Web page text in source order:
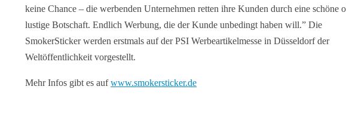
keine Chance – die werbenden Unternehmen retten ihre Kunden durch eine schöne
lustige Botschaft. Endlich Werbung, die der Kunde unbedingt haben will.” Die
SmokerSticker werden erstmals auf der PSI Werbeartikelmesse in Düsseldorf der
Weltöffentlichkeit vorgestellt.
Mehr Infos gibt es aufwww.smokersticker.de